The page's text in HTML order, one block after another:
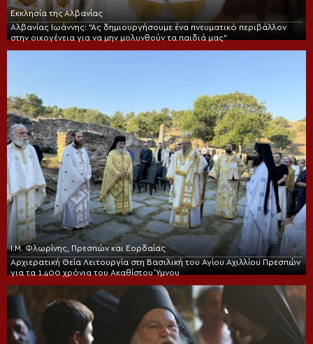
Εκκλησία της Αλβανίας
Αλβανίας Ιωάννης: “Ας δημιουργήσουμε ένα πνευματικό περιβάλλον
στην οικογένεια για να μην μολυνθούν τα παιδιά μας”
Ι.Μ. Φλωρίνης, Πρεσπών και Εορδαίας
Αρχιερατική Θεία Λειτουργία στη Βασιλική του Αγίου Αχιλλίου Πρεσπών
για τα 1.400 χρόνια του Ακαθίστου Ύμνου